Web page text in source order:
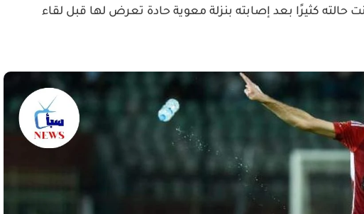
كثيرًا بعد إصابته بنزلة معوية حادة تعرض لها قبل لقاء